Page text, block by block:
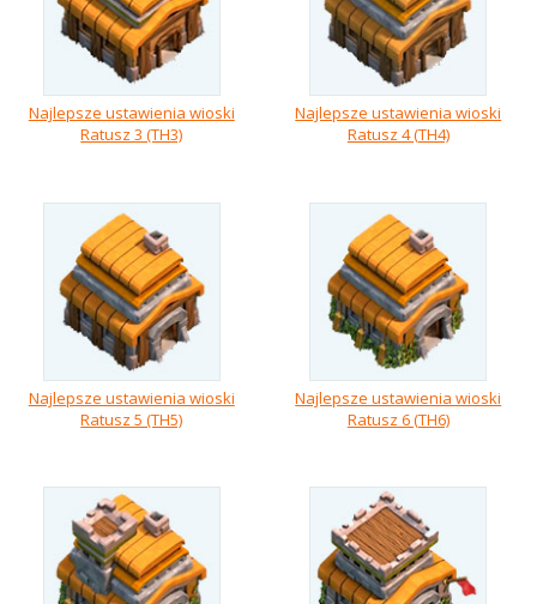
Najlepsze ustawienia wioski
Ratusz 3 (TH3)
Najlepsze ustawienia wioski
Ratusz 4 (TH4)
Najlepsze ustawienia wioski
Ratusz 5 (TH5)
Najlepsze ustawienia wioski
Ratusz 6 (TH6)